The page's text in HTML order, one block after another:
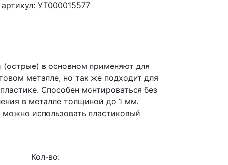
артикул: УТ000015577
в основном применяют для
металле, но так же подходит для
Способен монтироваться без
в металле толщиной до 1 мм.
использовать пластиковый
Кол-во: